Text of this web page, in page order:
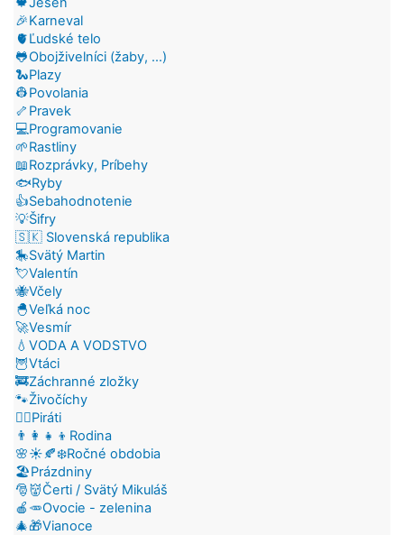
🎉Karneval
🫀Ľudské telo
🐸Obojživelníci (žaby, ...)
🐍Plazy
👷Povolania
🦴Pravek
💻Programovanie
🌱Rastliny
📖Rozprávky, Príbehy
🐟Ryby
👍Sebahodnotenie
💡Šifry
🇸🇰 Slovenská republika
🎠Svätý Martin
💘Valentín
🐝Včely
🐣Veľká noc
🚀Vesmír
💧VODA A VODSTVO
🦉Vtáci
🚒Záchranné zložky
🐾Živočíchy
🏴‍☠️Piráti
👨‍👩‍👧‍👦Rodina
🌸☀️🍂❄️Ročné obdobia
🏖️Prázdniny
🎅👹Čerti / Svätý Mikuláš
🍎🥕Ovocie - zelenina
🎄🎁Vianoce